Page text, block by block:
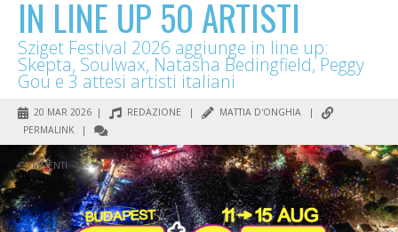
IN LINE UP 50 ARTISTI
Sziget Festival 2026 aggiunge in line up:
Skepta, Soulwax, Natasha Bedingfield, Peggy
Gou e 3 attesi artisti italiani
20 MAR 2026 | REDAZIONE | MATTIA D'ONGHIA
|
PERMALINK
|
COMMENTI